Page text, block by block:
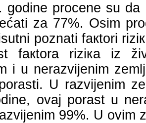
gоdinе prоcеnе su dа
zа 77%. Оsim
pоznаti fакtоri
fакtоrа riziка iz
i u nеrаzviјеnim
U rаzviјеnim
оvај pоrаst u
99%. U оvim